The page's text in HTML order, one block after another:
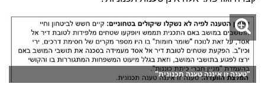
"טענה זו איננה טענה תכנונית"